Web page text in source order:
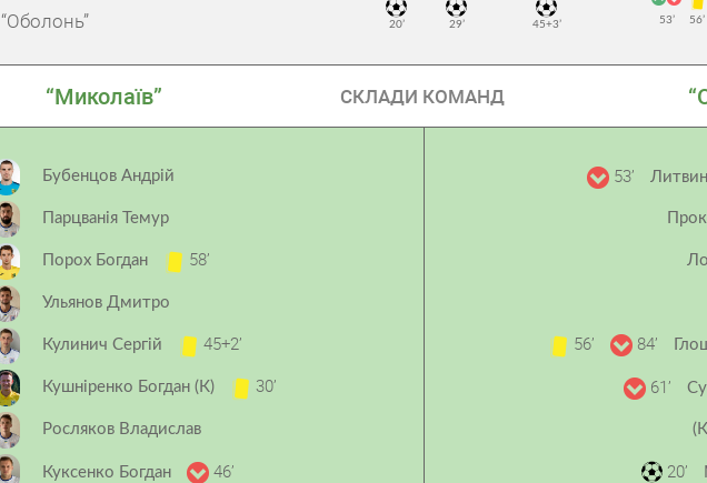
“Оболонь” 20’ 29’ 45+3’ 53’ 56’
“Миколаїв” СКЛАДИ КОМАНД
Бубенцов Андрій 53’
Парцванія Темур
Порох Богдан 58’
Ульянов Дмитро
Кулинич Сергій 45+2’ 56’ 84’
Кушніренко Богдан (К) 30’ 61’
Росляков Владислав
Куксенко Богдан 46’ 20’